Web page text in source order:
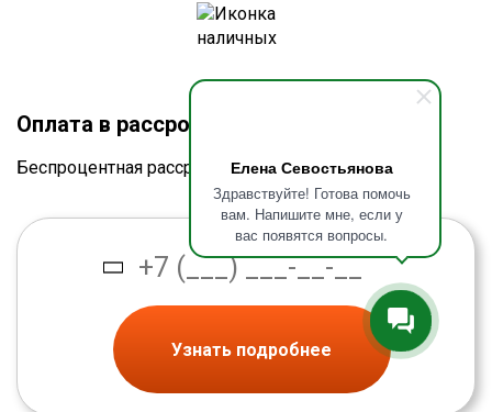
Елена Севостьянова
Здравствуйте! Готова помочь
вам. Напишите мне, если у
вас появятся вопросы.
Оплата в рассрочку без процентов
Беспроцентная рассрочка от банка
Узнать подробнее